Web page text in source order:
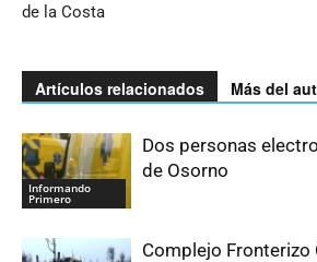
de la Costa
Artículos relacionados Más del
Informando
Primero
Dos personas
de Osorno
Complejo Fronterizo